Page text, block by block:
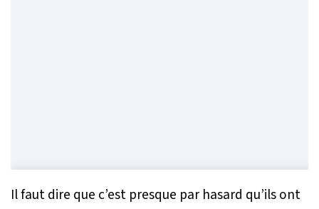
Il faut dire que c’est presque par hasard qu’ils ont